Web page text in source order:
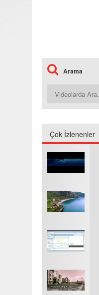
Arama
Çok İzlenenler